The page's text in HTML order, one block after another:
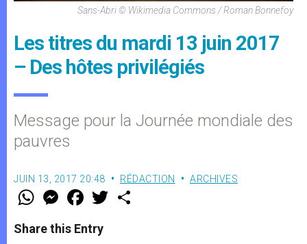
Sans-Abri © Wikimedia Commons / Roman Bonnefoy
Les titres du mardi 13 juin 2017
– Des hôtes privilégiés
Message pour la Journée mondiale des
pauvres
JUIN 13, 2017 20:48 RÉDACTION ARCHIVES
W
t
s
M
e
s
e
F
a
e
b
w
Share this Entry